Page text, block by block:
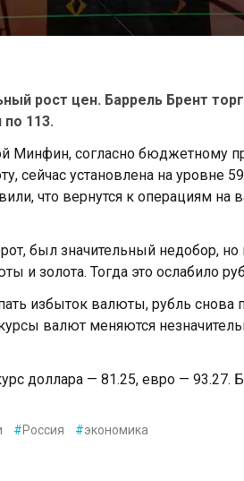
рост цен. Баррель Брент
113.
Минфин, согласно бюджетному
сейчас установлена на уровне
что вернутся к операциям
был значительный недобор,
и золота. Тогда это ослабило
избыток валюты, рубль снова
валют меняются
доллара — 81.25, евро — 93.27.
#Россия #экономика